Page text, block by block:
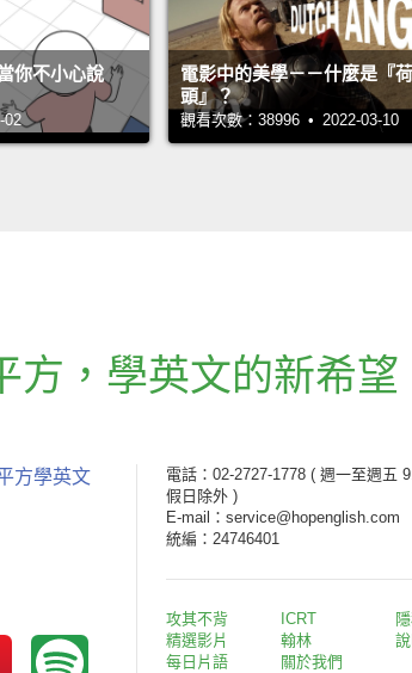
你不小心說
02
電影中的美學－－什麼是『
頭』？
觀看次數：38996 • 2022-03-10
方 ， 學英文的新希望
方學英文 電話：02-2727-1778 ( 週一至週五
假日除外 )
E-mail：service@hopenglish.com
統編：24746401
攻其不背
精選影片
每日片語
ICRT
翰林
關於我們